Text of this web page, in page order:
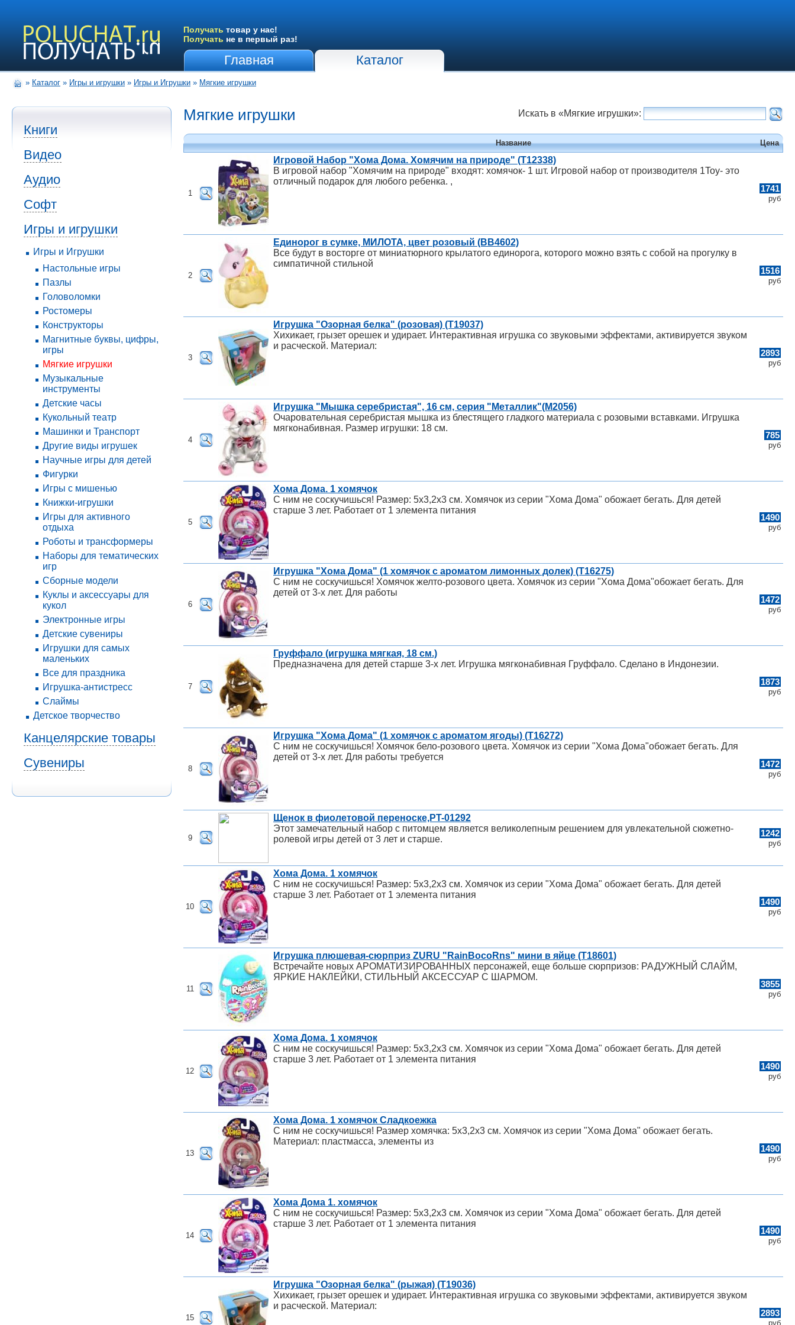
Получать товар у нас!
Получать не в первый раз!
Главная Каталог
» Каталог » Игры и игрушки » Игры и Игрушки » Мягкие игрушки
Книги
Видео
Аудио
Софт
Игры и игрушки
Игры и Игрушки
Настольные игры
Пазлы
Головоломки
Ростомеры
Конструкторы
Магнитные буквы, цифры,
игры
Мягкие игрушки
Музыкальные
инструменты
Детские часы
Кукольный театр
Машинки и Транспорт
Другие виды игрушек
Научные игры для детей
Фигурки
Игры с мишенью
Книжки-игрушки
Игры для активного
отдыха
Роботы и трансформеры
Наборы для тематических
игр
Сборные модели
Куклы и аксессуары для
кукол
Электронные игры
Детские сувениры
Игрушки для самых
маленьких
Все для праздника
Игрушка-антистресс
Слаймы
Детское творчество
Канцелярские товары
Сувениры
Искать в «Мягкие игрушки»:
Мягкие игрушки
Название Цена
1
Игровой Набор "Хома Дома. Хомячим на природе" (Т12338)
В игровой набор "Хомячим на природе" входят: хомячок- 1 шт. Игровой набор от производителя 1Toy- это
отличный подарок для любого ребенка. ,
1741
руб
2
Единорог в сумке, МИЛОТА, цвет розовый (ВВ4602)
Все будут в восторге от миниатюрного крылатого единорога, которого можно взять с собой на прогулку в
симпатичной стильной
1516
руб
3
Игрушка "Озорная белка" (розовая) (Т19037)
Хихикает, грызет орешек и удирает. Интерактивная игрушка со звуковыми эффектами, активируется звуком
и расческой. Материал:
2893
руб
4
Игрушка "Мышка серебристая", 16 см, серия "Металлик"(М2056)
Очаровательная серебристая мышка из блестящего гладкого материала с розовыми вставками. Игрушка
мягконабивная. Размер игрушки: 18 см.
785
руб
5
Хома Дома. 1 хомячок
С ним не соскучишься! Размер: 5х3,2х3 см. Хомячок из серии "Хома Дома" обожает бегать. Для детей
старше 3 лет. Работает от 1 элемента питания
1490
руб
6
Игрушка "Хома Дома" (1 хомячок с ароматом лимонных долек) (Т16275)
С ним не соскучишься! Хомячок желто-розового цвета. Хомячок из серии "Хома Дома"обожает бегать. Для
детей от 3-х лет. Для работы
1472
руб
7
Груффало (игрушка мягкая, 18 см.)
Предназначена для детей старше 3-х лет. Игрушка мягконабивная Груффало. Сделано в Индонезии.
1873
руб
8
Игрушка "Хома Дома" (1 хомячок с ароматом ягоды) (Т16272)
С ним не соскучишься! Хомячок бело-розового цвета. Хомячок из серии "Хома Дома"обожает бегать. Для
детей от 3-х лет. Для работы требуется
1472
руб
9
Щенок в фиолетовой переноске,PT-01292
Этот замечательный набор с питомцем является великолепным решением для увлекательной сюжетно-
ролевой игры детей от 3 лет и старше.
1242
руб
10
Хома Дома. 1 хомячок
С ним не соскучишься! Размер: 5х3,2х3 см. Хомячок из серии "Хома Дома" обожает бегать. Для детей
старше 3 лет. Работает от 1 элемента питания
1490
руб
11
Игрушка плюшевая-сюрприз ZURU "RainBocoRns" мини в яйце (Т18601)
Встречайте новых АРОМАТИЗИРОВАННЫХ персонажей, еще больше сюрпризов: РАДУЖНЫЙ СЛАЙМ,
ЯРКИЕ НАКЛЕЙКИ, СТИЛЬНЫЙ АКСЕССУАР С ШАРМОМ.
3855
руб
12
Хома Дома. 1 хомячок
С ним не соскучишься! Размер: 5х3,2х3 см. Хомячок из серии "Хома Дома" обожает бегать. Для детей
старше 3 лет. Работает от 1 элемента питания
1490
руб
13
Хома Дома. 1 хомячок Сладкоежка
С ним не соскучишься! Размер хомячка: 5х3,2х3 см. Хомячок из серии "Хома Дома" обожает бегать.
Материал: пластмасса, элементы из
1490
руб
14
Хома Дома 1. хомячок
С ним не соскучишься! Размер: 5х3,2х3 см. Хомячок из серии "Хома Дома" обожает бегать. Для детей
старше 3 лет. Работает от 1 элемента питания
1490
руб
15
Игрушка "Озорная белка" (рыжая) (Т19036)
Хихикает, грызет орешек и удирает. Интерактивная игрушка со звуковыми эффектами, активируется звуком
и расческой. Материал:
2893
руб